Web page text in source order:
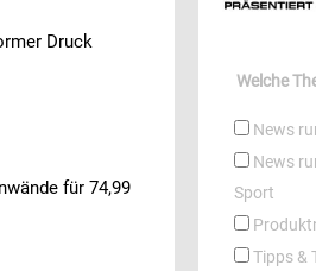
Druck
für 74,99
Welche
News
News
Sport
Tipps &